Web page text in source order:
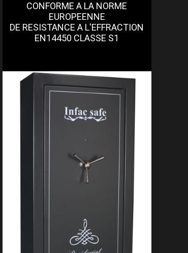
CONFORME A LA NORME
EUROPEENNE
DE RESISTANCE A L'EFFRACTION
EN14450 CLASSE S1